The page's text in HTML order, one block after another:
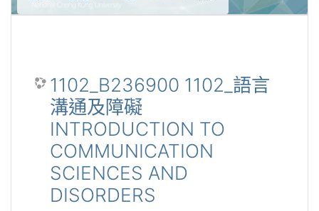
1102_B236900 1102_語言
溝通及障礙
INTRODUCTION TO
COMMUNICATION
SCIENCES AND
DISORDERS